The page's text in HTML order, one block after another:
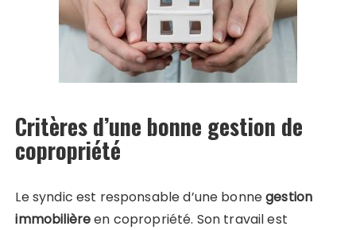
Critères d’une bonne gestion de
copropriété
Le syndic est responsable d’une bonnegestion
immobilièreen copropriété. Son travail est